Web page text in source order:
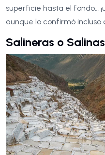
superficie hasta el fondo…
aunque lo confirmó incluso
Salineras o